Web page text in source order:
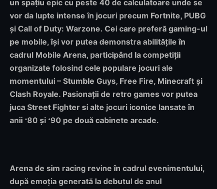
un spațiu epic cu peste 40 de calculatoare unde se
vor da lupte intense în jocuri precum Fortnite, PUBG
și Call of Duty: Warzone. Cei care preferă gaming-ul
pe mobile, își vor putea demonstra abilitățile în
cadrul Mobile Arena, participând la competiții
organizate folosind cele populare jocuri ale
momentului – Stumble Guys, Free Fire, Minecraft și
Clash Royale. Pasionații de retro games vor putea
juca Street Fighter si alte jocuri iconice lansate în
anii ‘80 și ‘90 pe două cabinete arcade.
Arena de sim racing revine în cadrul evenimentului,
după emoția generată la debutul de anul